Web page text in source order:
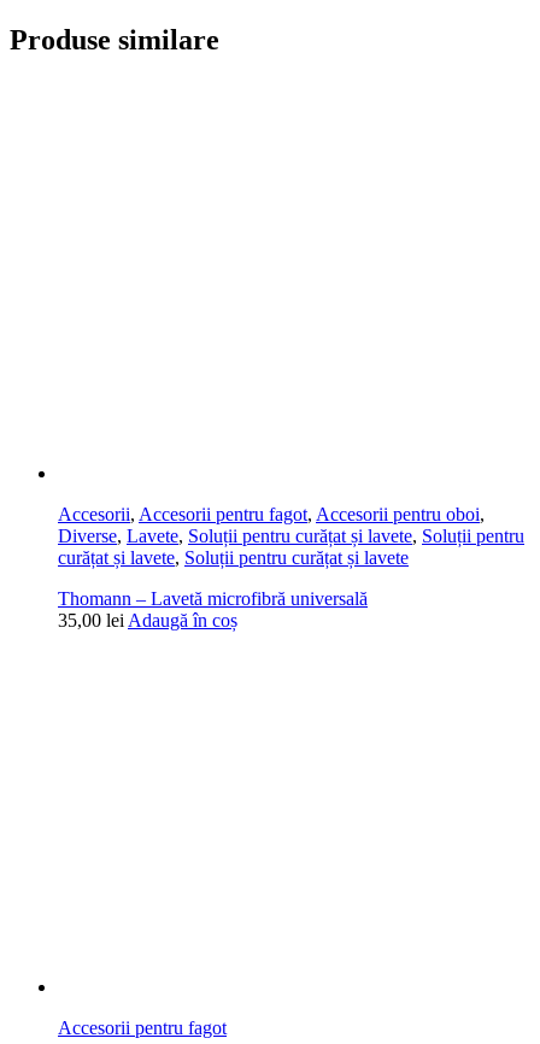
Produse similare
Accesorii, Accesorii pentru fagot, Accesorii pentru oboi,
Diverse, Lavete, Soluții pentru curățat și lavete, Soluții pentru
curățat și lavete, Soluții pentru curățat și lavete
Thomann – Lavetă microfibră universală
35,00 lei Adaugă în coș
Accesorii pentru fagot